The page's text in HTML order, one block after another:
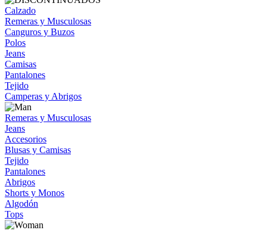
Calzado
Remeras y Musculosas
Canguros y Buzos
Polos
Jeans
Camisas
Pantalones
Tejido
Camperas y Abrigos
Remeras y Musculosas
Jeans
Accesorios
Blusas y Camisas
Tejido
Pantalones
Abrigos
Shorts y Monos
Algodón
Tops